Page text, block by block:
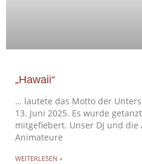
„Hawaii“
… lautete das Motto der
13. Juni 2025. Es wurde
mitgefiebert. Unser DJ und
Animateure
WEITERLESEN »